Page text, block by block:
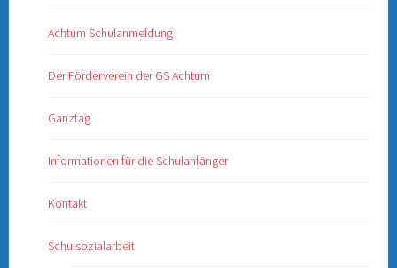
Achtum Schulanmeldung
Der Förderverein der GS Achtum
Ganztag
Informationen für die Schulanfänger
Kontakt
Schulsozialarbeit